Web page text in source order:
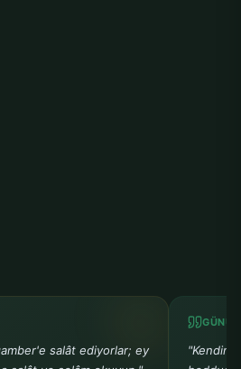
salât ediyorlar; ey